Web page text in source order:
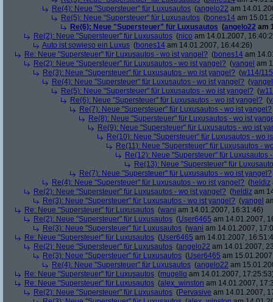
Re(4): Neue "Supersteuer" für Luxusautos (angelo22 am
Re(5): Neue "Supersteuer" für Luxusautos (bones14 am
Re(6): Neue "Supersteuer" für Luxusautos (angelo22 am
Re(2): Neue "Supersteuer" für Luxusautos (nico am 14.01.2007,
Auto ist sowieso ein Luxus (bones14 am 14.01.2007, 16:44:26)
Re: Neue "Supersteuer" für Luxusautos - wo ist yangel? (bones14 am
Re(2): Neue "Supersteuer" für Luxusautos - wo ist yangel? (yangel am
Re(3): Neue "Supersteuer" für Luxusautos - wo ist yangel? (w114/115
Re(4): Neue "Supersteuer" für Luxusautos - wo ist yangel? (yangel
Re(5): Neue "Supersteuer" für Luxusautos - wo ist yangel? (
Re(6): Neue "Supersteuer" für Luxusautos - wo ist yangel? (
Re(7): Neue "Supersteuer" für Luxusautos - wo ist yangel?
Re(8): Neue "Supersteuer" für Luxusautos - wo ist
Re(9): Neue "Supersteuer" für Luxusautos - wo ist
Re(10): Neue "Supersteuer" für Luxusautos - wo
Re(11): Neue "Supersteuer" für Luxusautos -
Re(12): Neue "Supersteuer" für Luxusautos
Re(13): Neue "Supersteuer" für
Re(7): Neue "Supersteuer" für Luxusautos - wo ist yangel?
Re(4): Neue "Supersteuer" für Luxusautos - wo ist yangel? (heldiz
Re(2): Neue "Supersteuer" für Luxusautos - wo ist yangel? (heldiz am
Re(3): Neue "Supersteuer" für Luxusautos - wo ist yangel? (yangel
Re: Neue "Supersteuer" für Luxusautos (wani am 14.01.2007, 16:31:46)
Re(2): Neue "Supersteuer" für Luxusautos (User6465 am 14.01.2007,
Re(3): Neue "Supersteuer" für Luxusautos (wani am 14.01.2007,
Re: Neue "Supersteuer" für Luxusautos (User6465 am 14.01.2007,
Re(2): Neue "Supersteuer" für Luxusautos (angelo22 am 14.01.2007,
Re(3): Neue "Supersteuer" für Luxusautos (User6465 am
Re(4): Neue "Supersteuer" für Luxusautos (angelo22 am
Re: Neue "Supersteuer" für Luxusautos (mugello am 14.01.2007,
Re: Neue "Supersteuer" für Luxusautos (alex_winston am 14.01.2007,
Re(2): Neue "Supersteuer" für Luxusautos (Pervasive am 14.01.2007,